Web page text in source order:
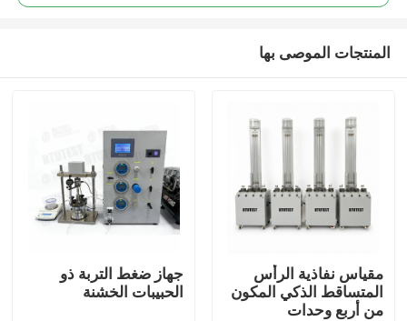
المنتجات الموصى بها
مقياس نفاذية الرأس
المتساقط الذكي المكون
من أربع وحدات
جهاز ضغط التربة ذو
الحبيبات الخشنة